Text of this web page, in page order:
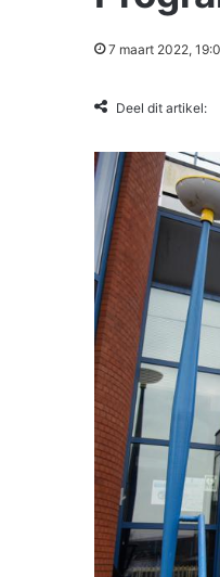
7 maart 2022,
Deel dit artikel: